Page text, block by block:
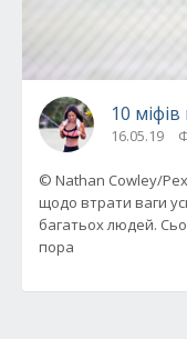
10
16.05.19
© Nathan Cowley/
щодо втрати ваги
багатьох людей.
пора